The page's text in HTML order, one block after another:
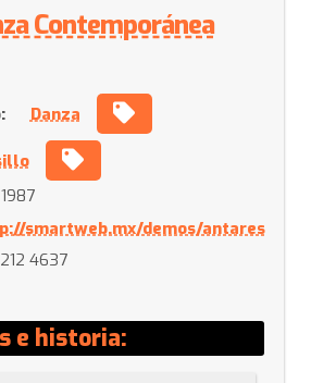
Contemporánea
Danza
1987
smartweb.mx/demos/antares
4637
e historia: